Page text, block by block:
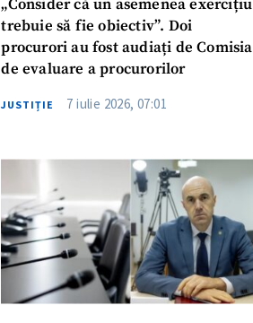
„Consider că un asemenea exercițiu
trebuie să fie obiectiv”. Doi
procurori au fost audiați de Comisia
de evaluare a procurorilor
JUSTIȚIE 7 iulie 2026, 07:01